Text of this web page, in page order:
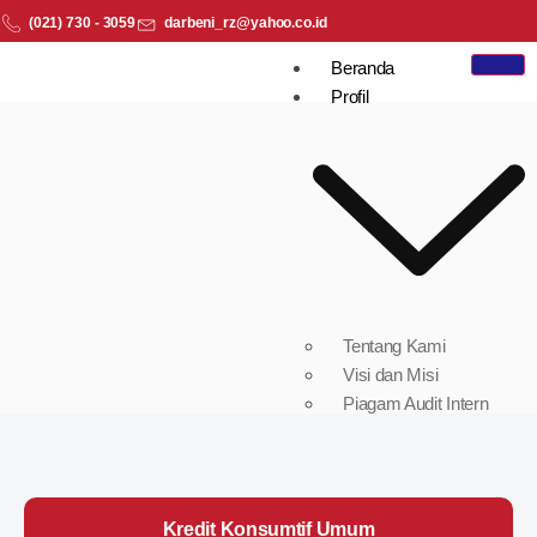
(021) 730 - 3059 darbeni_rz@yahoo.co.id
Beranda
Profil
Tentang Kami
Visi dan Misi
Piagam Audit Intern
Kredit Konsumtif Umum